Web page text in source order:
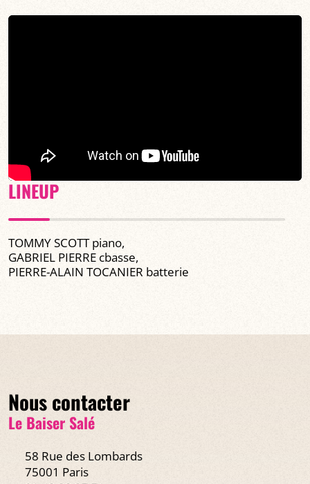
LINEUP
TOMMY SCOTT piano,
GABRIEL PIERRE cbasse,
PIERRE-ALAIN TOCANIER batterie
Nous contacter
Le Baiser Salé
58 Rue des Lombards
75001 Paris